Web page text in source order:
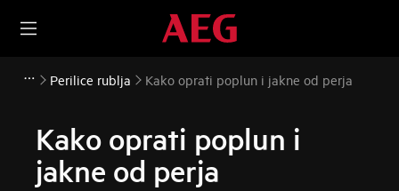
Perilice rublja Kako oprati poplun i jakne od perja
Kako oprati poplun i
jakne od perja